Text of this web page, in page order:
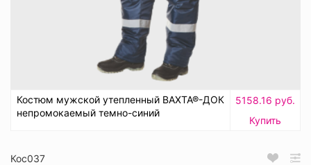
Костюм мужской утепленный ВАХТА®-ДОК
непромокаемый темно-синий
5158.16 руб.
Купить
Кос037